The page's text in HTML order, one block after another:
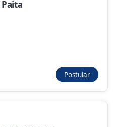
Piura
A3C)
Postular